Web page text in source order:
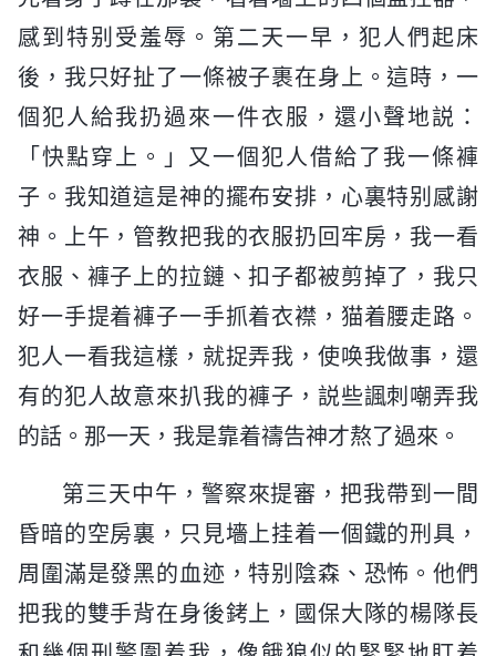
感到特别受羞辱。第二天一早，犯人們起床
後，我只好扯了一條被子裹在身上。這時，一
個犯人給我扔過來一件衣服，還小聲地説：
「快點穿上。」又一個犯人借給了我一條褲
子。我知道這是神的擺布安排，心裏特别感謝
神。上午，管教把我的衣服扔回牢房，我一看
衣服、褲子上的拉鏈、扣子都被剪掉了，我只
好一手提着褲子一手抓着衣襟，猫着腰走路。
犯人一看我這樣，就捉弄我，使唤我做事，還
有的犯人故意來扒我的褲子，説些諷刺嘲弄我
的話。那一天，我是靠着禱告神才熬了過來。
第三天中午，警察來提審，把我帶到一間
昏暗的空房裏，只見墻上挂着一個鐵的刑具，
周圍滿是發黑的血迹，特别陰森、恐怖。他們
把我的雙手背在身後銬上，國保大隊的楊隊長